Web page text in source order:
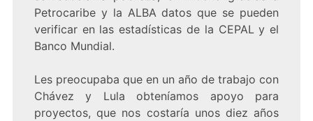
Petrocaribe y la ALBA datos que se pueden
verificar en las estadísticas de la CEPAL y el
Banco Mundial.
Les preocupaba que en un año de trabajo con
Chávez y Lula obteníamos apoyo para
proyectos, que nos costaría unos diez años